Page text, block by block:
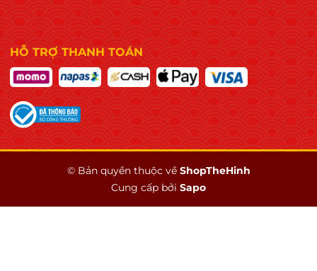
HỖ TRỢ THANH TOÁN
© Bản quyền thuộc về ShopTheHinh
Cung cấp bởi Sapo